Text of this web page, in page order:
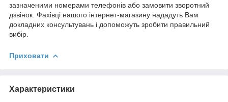
зазначеними номерами телефонів або замовити зворотний
дзвінок. Фахівці нашого інтернет-магазину нададуть Вам
докладних консультувань і допоможуть зробити правильний
вибір.
Приховати
Характеристики